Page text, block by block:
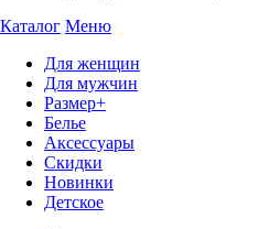
Каталог Меню
Для женщин
Для мужчин
Размер+
Белье
Аксессуары
Скидки
Новинки
Детское